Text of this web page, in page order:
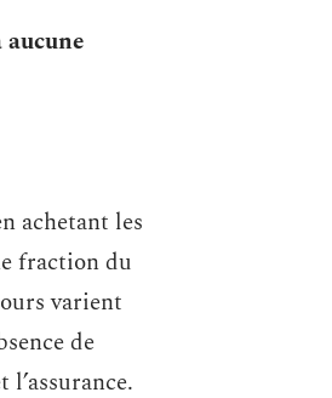
achetant les
fraction du
varient
de